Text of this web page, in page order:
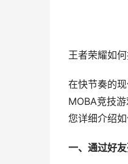
王者荣耀如
在快节奏的
MOBA竞技
您详细介绍
一、通过好